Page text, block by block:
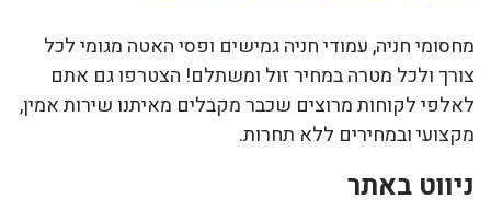
מחסומי חניה, עמודי חניה גמישים ופסי האטה מגומי לכל
צורך ולכל מטרה במחיר זול ומשתלם! הצטרפו גם אתם
לאלפי לקוחות מרוצים שכבר מקבלים מאיתנו שירות אמין,
מקצועי ובמחירים ללא תחרות.
ניווט באתר